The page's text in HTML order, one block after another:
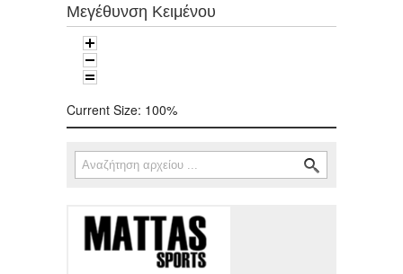
Μεγέθυνση Κειμένου
Current Size: 100%
Φόρμα αναζήτησης
Αναζήτηση